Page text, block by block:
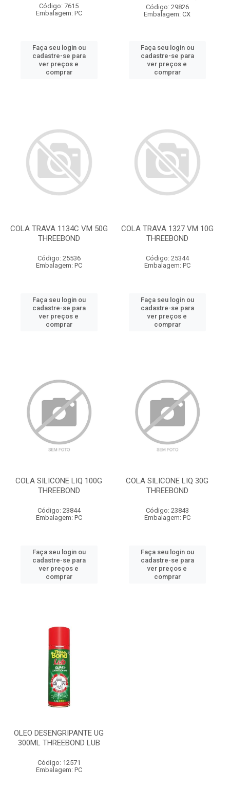
Código: 7615
Embalagem: PC
Faça seu login ou
cadastre-se para
ver preços e
comprar
Código: 29826
Embalagem: CX
Faça seu login ou
cadastre-se para
ver preços e
comprar
COLA TRAVA 1134C VM 50G
THREEBOND
Código: 25536
Embalagem: PC
Faça seu login ou
cadastre-se para
ver preços e
comprar
COLA TRAVA 1327 VM 10G
THREEBOND
Código: 25344
Embalagem: PC
Faça seu login ou
cadastre-se para
ver preços e
comprar
COLA SILICONE LIQ 100G
THREEBOND
Código: 23844
Embalagem: PC
Faça seu login ou
cadastre-se para
ver preços e
comprar
COLA SILICONE LIQ 30G
THREEBOND
Código: 23843
Embalagem: PC
Faça seu login ou
cadastre-se para
ver preços e
comprar
OLEO DESENGRIPANTE UG
300ML THREEBOND LUB
Código: 12571
Embalagem: PC